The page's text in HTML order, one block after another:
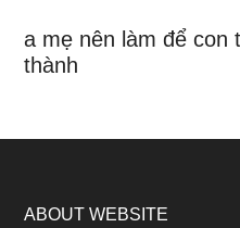
a mẹ nên làm để
thành
ABOUT WEBSITE